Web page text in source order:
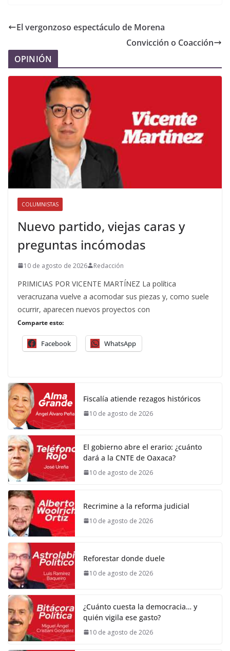
El vergonzoso espectáculo de Morena
Convicción o Coacción
OPINIÓN
COLUMNISTAS
Nuevo partido, viejas caras y
preguntas incómodas
10 de agosto de 2026 Redacción
PRIMICIAS POR VICENTE MARTÍNEZ La política
veracruzana vuelve a acomodar sus piezas y, como suele
ocurrir, aparecen nuevos proyectos con
Comparte esto:
Facebook WhatsApp
Fiscalía atiende rezagos históricos
10 de agosto de 2026
El gobierno abre el erario: ¿cuánto
dará a la CNTE de Oaxaca?
10 de agosto de 2026
Recrimine a la reforma judicial
10 de agosto de 2026
Reforestar donde duele
10 de agosto de 2026
¿Cuánto cuesta la democracia… y
quién vigila ese gasto?
10 de agosto de 2026